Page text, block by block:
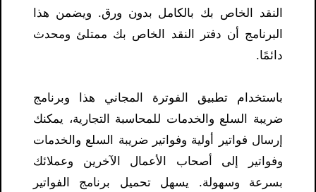
النقد الخاص بك بالكامل بدون ورق. ويضمن هذا
البرنامج أن دفتر النقد الخاص بك ممتلئ ومحدث
دائمًا.
باستخدام تطبيق الفوترة المجاني هذا وبرنامج
ضريبة السلع والخدمات للمحاسبة التجارية، يمكنك
إرسال فواتير أولية وفواتير ضريبة السلع والخدمات
وفواتير إلى أصحاب الأعمال الآخرين وعملائك
بسرعة وسهولة. يسهل تحميل برنامج الفواتير